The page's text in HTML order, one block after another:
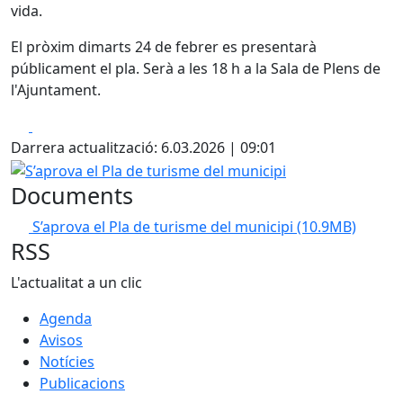
vida.
El pròxim dimarts 24 de febrer es presentarà
públicament el pla. Serà a les 18 h a la Sala de Plens de
l'Ajuntament.
Darrera actualització: 6.03.2026 | 09:01
S’aprova el Pla de turisme del municipi
Documents
S’aprova el Pla de turisme del municipi (10.9MB)
RSS
L'actualitat a un clic
Agenda
Avisos
Notícies
Publicacions